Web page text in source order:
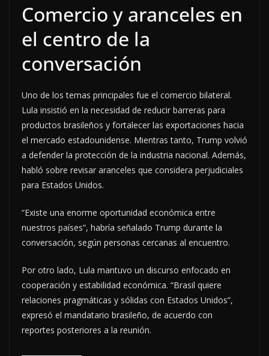
Comercio y aranceles en
el centro de la
conversación
Uno de los temas principales fue el comercio bilateral.
Lula insistió en la necesidad de reducir barreras para
productos brasileños y fortalecer las exportaciones hacia
el mercado estadounidense. Mientras tanto, Trump volvió
a defender la protección de la industria nacional. Además,
habló sobre revisar aranceles que considera perjudiciales
para Estados Unidos.
“Existe una enorme oportunidad económica entre
nuestros países”, habría señalado Trump durante la
conversación, según personas cercanas al encuentro.
Por otro lado, Lula mantuvo un discurso enfocado en
cooperación y estabilidad económica. “Brasil quiere
relaciones pragmáticas y sólidas con Estados Unidos”,
expresó el mandatario brasileño, de acuerdo con
reportes posteriores a la reunión.